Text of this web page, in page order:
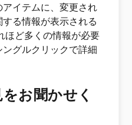
イテムに、変更され
る情報が表示される
ほど多くの情報が必要
グルクリックで詳細
お聞かせく